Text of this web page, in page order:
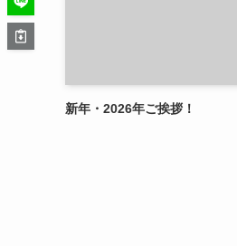
新年・2026年ご挨拶！